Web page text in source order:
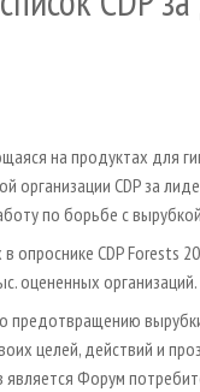
на продуктах для
организации CDP за
по борьбе с
CDP Forests
оцененных организаций.
целей, действий и
Форум